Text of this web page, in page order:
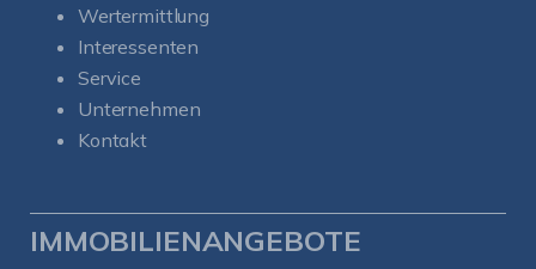
Wertermittlung
Interessenten
Service
Unternehmen
Kontakt
IMMOBILIENANGEBOTE